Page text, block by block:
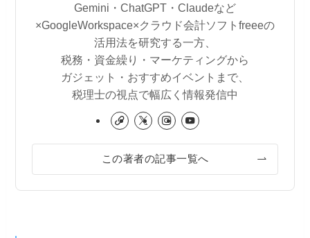
Gemini・ChatGPT・Claudeなど
×GoogleWorkspace×クラウド会計ソフトfreeeの
活用法を研究する一方、
税務・資金繰り・マーケティングから
ガジェット・おすすめイベントまで、
税理士の視点で幅広く情報発信中
この著者の記事一覧へ